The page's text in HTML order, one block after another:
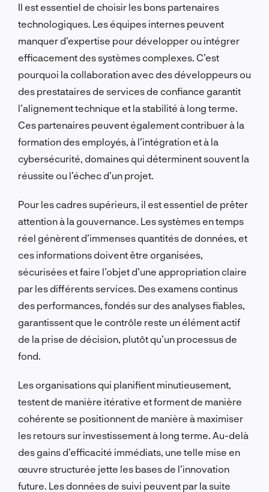
Il est essentiel de choisir les bons partenaires
technologiques. Les équipes internes peuvent
manquer d’expertise pour développer ou intégrer
efficacement des systèmes complexes. C’est
pourquoi la collaboration avec des développeurs ou
des prestataires de services de confiance garantit
l’alignement technique et la stabilité à long terme.
Ces partenaires peuvent également contribuer à la
formation des employés, à l’intégration et à la
cybersécurité, domaines qui déterminent souvent la
réussite ou l’échec d’un projet.
Pour les cadres supérieurs, il est essentiel de prêter
attention à la gouvernance. Les systèmes en temps
réel génèrent d’immenses quantités de données, et
ces informations doivent être organisées,
sécurisées et faire l’objet d’une appropriation claire
par les différents services. Des examens continus
des performances, fondés sur des analyses fiables,
garantissent que le contrôle reste un élément actif
de la prise de décision, plutôt qu’un processus de
fond.
Les organisations qui planifient minutieusement,
testent de manière itérative et forment de manière
cohérente se positionnent de manière à maximiser
les retours sur investissement à long terme. Au-delà
des gains d’efficacité immédiats, une telle mise en
œuvre structurée jette les bases de l’innovation
future. Les données de suivi peuvent par la suite